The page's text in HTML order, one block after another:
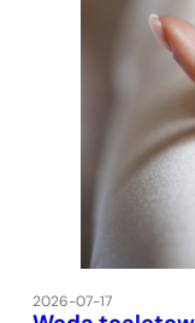
2026-07-17